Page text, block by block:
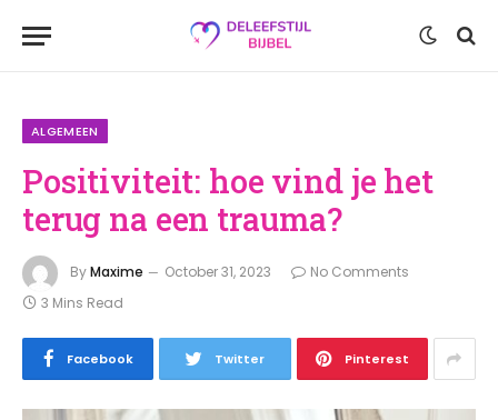
ALGEMEEN
Positiviteit: hoe vind je het
terug na een trauma?
ByMaxime October 31, 2023
No Comments
3 Mins Read
Facebook Twitter Pinterest